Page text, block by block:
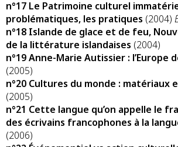
n°17 Le Patrimoine culturel
problématiques, les pratiques (2004)
n°18 Islande de glace et de feu,
de la littérature islandaises (2004)
n°19 Anne-Marie Autissier : l’Europe
(2005)
n°20 Cultures du monde : matériaux
(2005)
n°21 Cette langue qu’on appelle le
des écrivains francophones à la
(2006)